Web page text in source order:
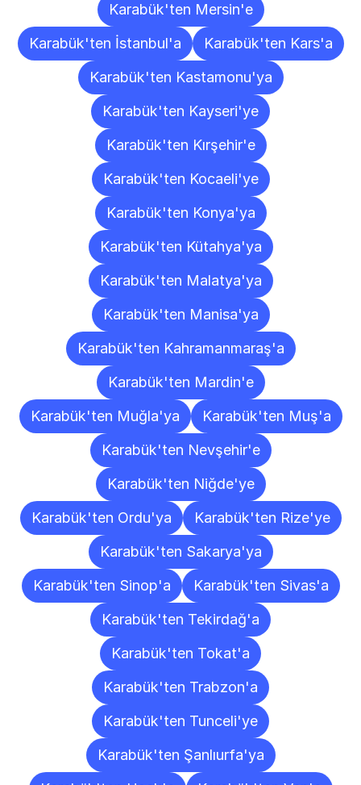
Karabük'ten Mersin'e
Karabük'ten İstanbul'a
Karabük'ten Kars'a
Karabük'ten Kastamonu'ya
Karabük'ten Kayseri'ye
Karabük'ten Kırşehir'e
Karabük'ten Kocaeli'ye
Karabük'ten Konya'ya
Karabük'ten Kütahya'ya
Karabük'ten Malatya'ya
Karabük'ten Manisa'ya
Karabük'ten Kahramanmaraş'a
Karabük'ten Mardin'e
Karabük'ten Muğla'ya
Karabük'ten Muş'a
Karabük'ten Nevşehir'e
Karabük'ten Niğde'ye
Karabük'ten Ordu'ya
Karabük'ten Rize'ye
Karabük'ten Sakarya'ya
Karabük'ten Sinop'a
Karabük'ten Sivas'a
Karabük'ten Tekirdağ'a
Karabük'ten Tokat'a
Karabük'ten Trabzon'a
Karabük'ten Tunceli'ye
Karabük'ten Şanlıurfa'ya